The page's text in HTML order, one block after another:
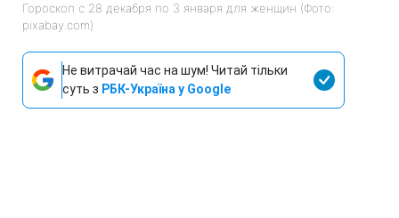
Гороскоп с 28 декабря по 3 января для женщин (Фото:
pixabay.com)
Не витрачай час на шум! Читай тільки
суть з РБК-Україна у Google